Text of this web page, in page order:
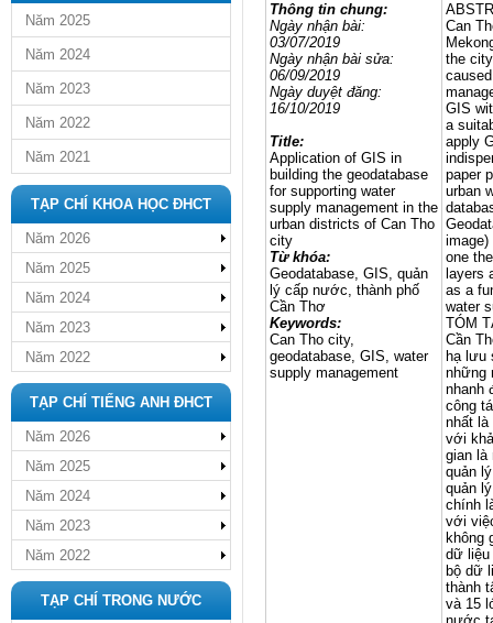
Năm 2025
Năm 2024
Năm 2023
Năm 2022
Năm 2021
TẠP CHÍ KHOA HỌC ĐHCT
Năm 2026
Năm 2025
Năm 2024
Năm 2023
Năm 2022
TẠP CHÍ TIẾNG ANH ĐHCT
Năm 2026
Năm 2025
Năm 2024
Năm 2023
Năm 2022
TẠP CHÍ TRONG NƯỚC
Thông tin chung:
Ngày nhận bài:
03/07/2019
Ngày nhận bài sửa:
06/09/2019
Ngày duyệt đăng:
16/10/2019
Title:
Application of GIS in
building the geodatabase
for supporting water
supply management in the
urban districts of Can Tho
city
Từ khóa:
Geodatabase, GIS, quản
lý cấp nước, thành phố
Cần Thơ
Keywords:
Can Tho city,
geodatabase, GIS, water
supply management
Can
the
GIS
a
apply
paper
urban
one
layers
as a
water
TÓM
Cần
hạ lưu
những
nhanh
công
nhất là
với
gian là
quản
quản
chính
với
không
dữ liệu
bộ dữ
thành
và 15